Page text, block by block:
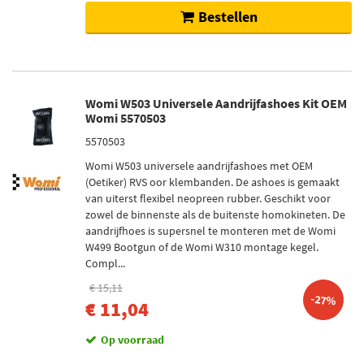
Bestellen
Womi W503 Universele Aandrijfashoes Kit OEM
Womi 5570503
5570503
Womi W503 universele aandrijfashoes met OEM
(Oetiker) RVS oor klembanden. De ashoes is gemaakt
van uiterst flexibel neopreen rubber. Geschikt voor
zowel de binnenste als de buitenste homokineten. De
aandrijfhoes is supersnel te monteren met de Womi
W499 Bootgun of de Womi W310 montage kegel.
Compl...
€ 15,11
€ 11,04 -27%
Op voorraad